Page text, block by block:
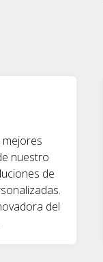
nuestro
de
del